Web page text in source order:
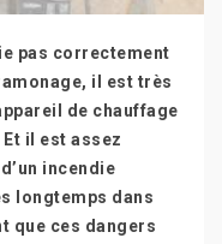
pas correctement
il est très
de chauffage
il est assez
incendie
longtemps dans
que ces dangers